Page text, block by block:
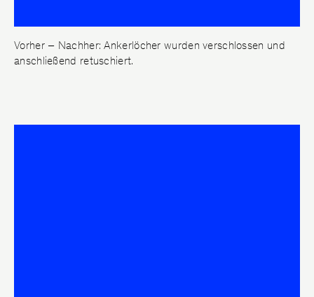
Vorher – Nachher: Ankerlöcher wurden verschlossen und
anschließend retuschiert.